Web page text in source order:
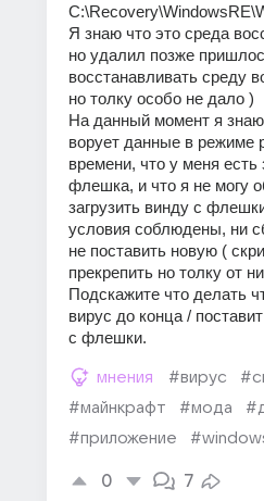
Я знаю что это среда
но удалил позже
восстанавливать среду
но толку особо не дало )
На данный момент я
ворует данные в режиме
времени, что у меня есть
флешка, и что я не могу
загрузить винду с
условия соблюдены, ни
не поставить новую (
прекрепить но толку от
Подскажите что делать
вирус до конца /
с флешки.
мнения #вирус
#майнкрафт
#мода
#приложение
0 7